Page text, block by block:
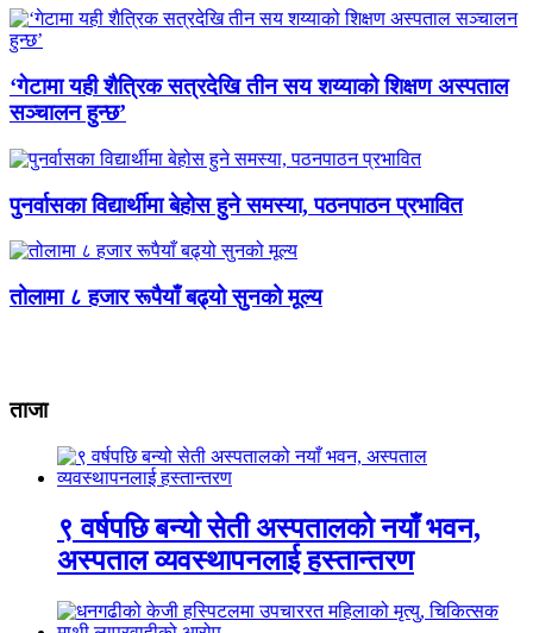
‘गेटामा यही शैत्रिक सत्रदेखि तीन सय शय्याको शिक्षण अस्पताल
सञ्चालन हुन्छ’
पुनर्वासका विद्यार्थीमा बेहोस हुने समस्या, पठनपाठन प्रभावित
तोलामा ८ हजार रूपैयाँ बढ्यो सुनको मूल्य
ताजा
९ वर्षपछि बन्यो सेती अस्पतालको नयाँ भवन,
अस्पताल व्यवस्थापनलाई हस्तान्तरण